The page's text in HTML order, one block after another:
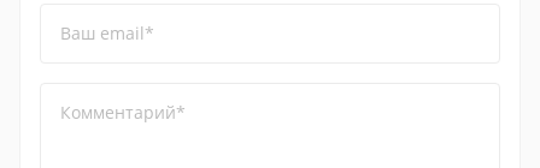
Ваш email*
Комментарий*